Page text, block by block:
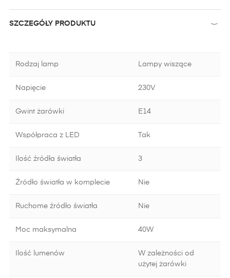
SZCZEGÓŁY PRODUKTU
Rodzaj lamp Lampy wiszące
Napięcie 230V
Gwint żarówki E14
Współpraca z LED Tak
Ilość źródła światła 3
Źródło światła w komplecie Nie
Ruchome źródło światła Nie
Moc maksymalna 40W
Ilość lumenów
W zależności od
użytej żarówki